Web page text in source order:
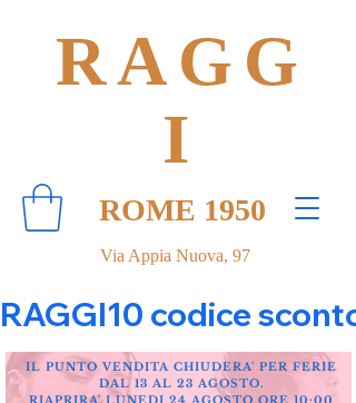
Via Appia Nuova, 97
RAGG
I
ROME 1950
RAGGI10 codice
IL PUNTO VENDITA CHIUDERA' PER FERIE
DAL 13 AL 23 AGOSTO.
RIAPRIRA' LUNEDI 24 AGOSTO ORE 10:00